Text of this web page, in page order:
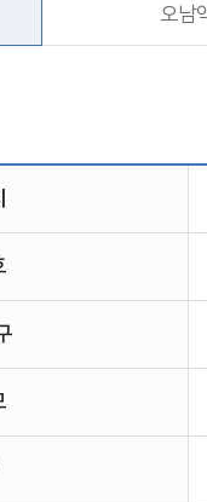
오남